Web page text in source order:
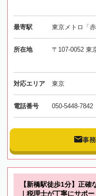
最寄駅 東京メトロ「
所在地 〒107-0052 東
対応エリア 東京
電話番号 050-5448-7842
事
【新橋駅徒歩1分】正
｜税理士が丁寧にサポ